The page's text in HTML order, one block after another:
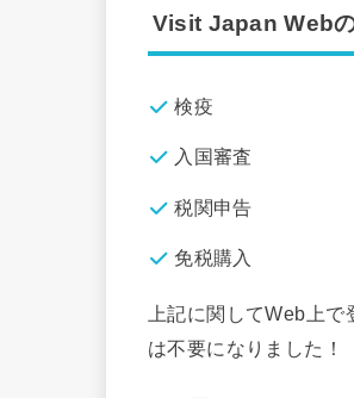
Visit Japan Web
検疫
入国審査
税関申告
免税購入
上記に関してWeb上
は不要になりました！